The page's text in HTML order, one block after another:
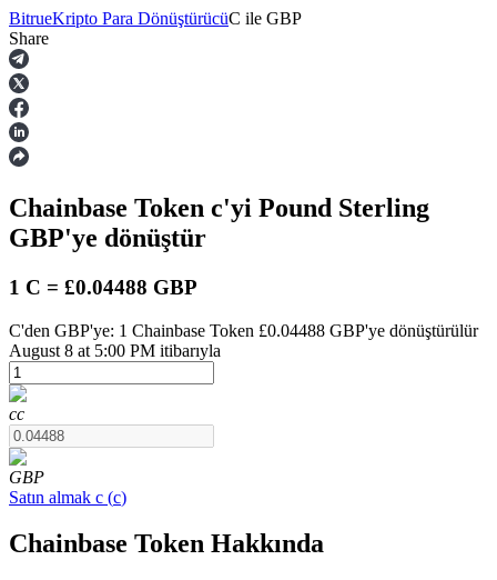
Vadeli İşlemler
USDT Vadeli İşlemleri
BitrueKripto Para DönüştürücüC ile GBP
Share
Chainbase Token c'yi Pound Sterling
GBP'ye dönüştür
1 C = £0.04488 GBP
C'den GBP'ye: 1 Chainbase Token £0.04488 GBP'ye dönüştürülür
August 8 at 5:00 PM itibarıyla
cc
GBP
Satın almak c (c)
Chainbase Token Hakkında